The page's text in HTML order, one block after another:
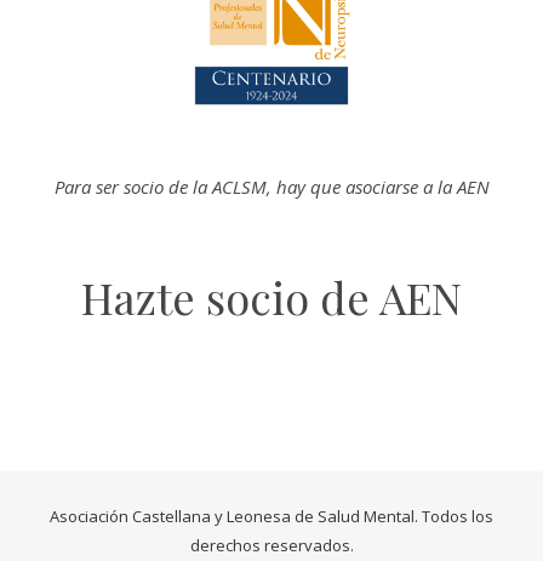
Para ser socio de la ACLSM, hay que asociarse a la AEN
Hazte socio de AEN
Asociación Castellana y Leonesa de Salud Mental. Todos los
derechos reservados.